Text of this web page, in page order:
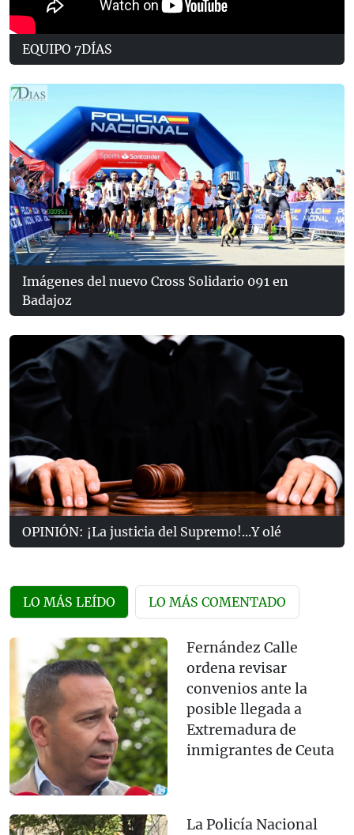
EQUIPO 7DÍAS
Imágenes del nuevo Cross Solidario 091 en
Badajoz
OPINIÓN: ¡La justicia del Supremo!...Y olé
LO MÁS LEÍDO LO MÁS COMENTADO
Fernández Calle
ordena revisar
convenios ante la
posible llegada a
Extremadura de
inmigrantes de Ceuta
La Policía Nacional